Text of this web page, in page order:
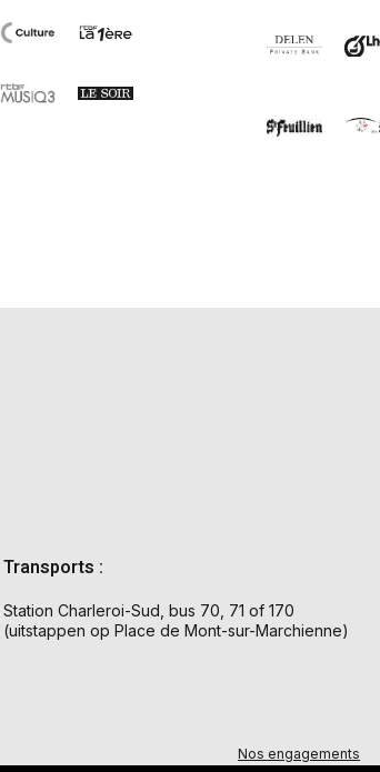
Transports :
Station Charleroi-Sud, bus 70, 71 of 170
(uitstappen op Place de Mont-sur-Marchienne)
Nos engagements